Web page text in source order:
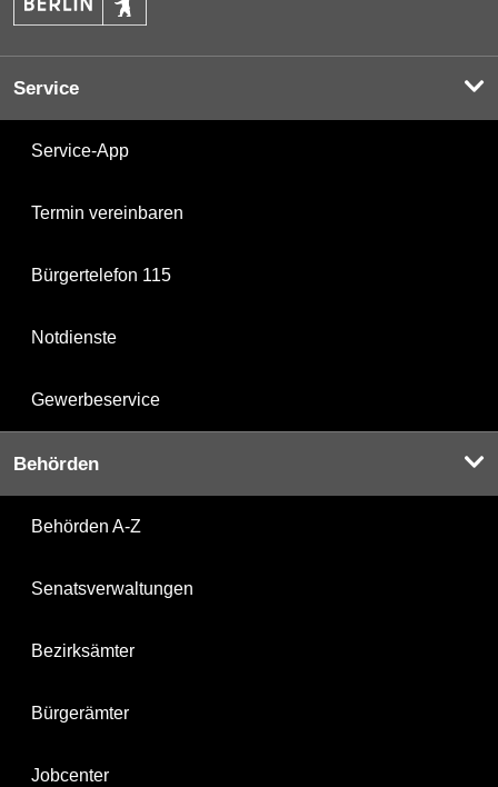
Service
Service-App
Termin vereinbaren
Bürgertelefon 115
Notdienste
Gewerbeservice
Behörden
Behörden A-Z
Senatsverwaltungen
Bezirksämter
Bürgerämter
Jobcenter